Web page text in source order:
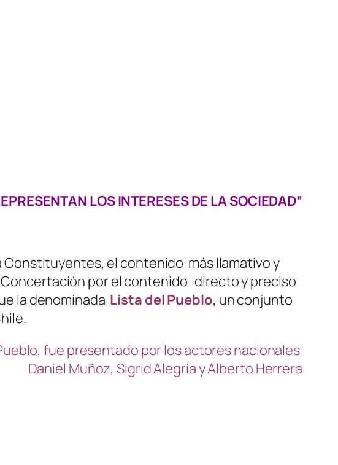
LOS INTERESES DE LA SOCIEDAD”
Constituyentes, el contenido más llamativo y
por el contenido directo y preciso
la denominada Lista del Pueblo, un conjunto
fue presentado por los actores nacionales
Daniel Muñoz, Sigrid Alegría y Alberto Herrera